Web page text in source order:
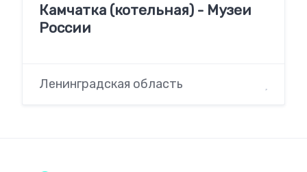
Камчатка (котельная) - Музеи
России
Ленинградская область